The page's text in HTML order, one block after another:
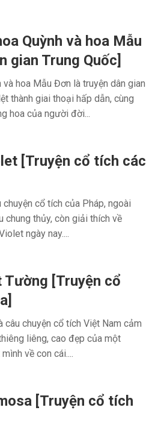
Quỳnh và hoa Mẫu
gian Trung Quốc]
và hoa Mẫu Đơn là truyện dân gian
thành giai thoại hấp dẫn, cùng
hoa của người đời...
[Truyện cổ tích các
cổ tích của Pháp, ngoài
chung thủy, còn giải thích về
ngày nay....
Tường [Truyện cổ
câu chuyện cổ tích Việt Nam cảm
liêng, cao đẹp của một
về con cái....
[Truyện cổ tích